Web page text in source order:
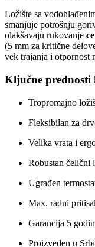
Ložište sa
smanjuje potrošnju
olakšavaju rukovanje
(5 mm za kritične
vek trajanja i otpornost
Ključne
Tropromajno
Fleksibilan za
Velika vrata i
Robustan čelični
Ugrađen
Max. radni
Garancija 5
Proizveden u